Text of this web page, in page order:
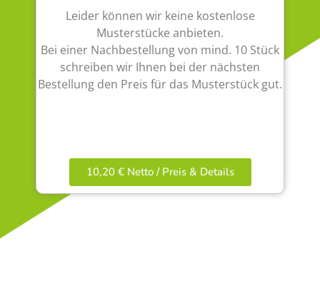
Leider können wir keine kostenlose
Musterstücke anbieten.
Bei einer Nachbestellung von mind. 10 Stück
schreiben wir Ihnen bei der nächsten
Bestellung den Preis für das Musterstück gut.
10,20 € Netto / Preis & Details